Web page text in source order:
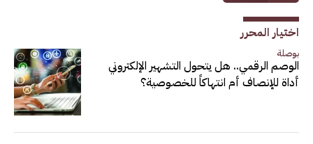
اختيار المحرر
بوصلة
الوصم الرقمي.. هل يتحول التشهير الإلكتروني
أداة للإنصاف أم انتهاكاً للخصوصية؟